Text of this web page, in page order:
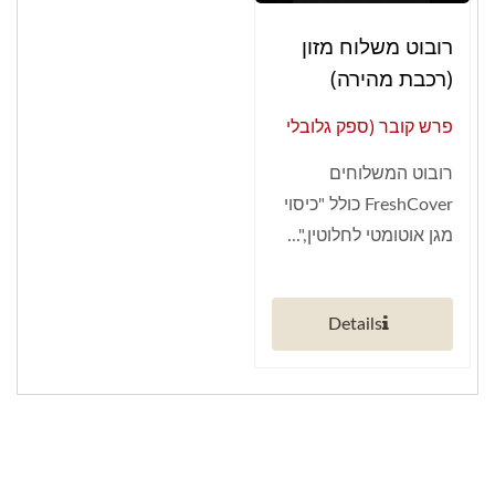
רובוט משלוח מזון
(רכבת מהירה)
פרש קובר (ספק גלובלי
רובוט המשלוחים
FreshCover כולל "כיסוי
מגן אוטומטי לחלוטין,"...
Details